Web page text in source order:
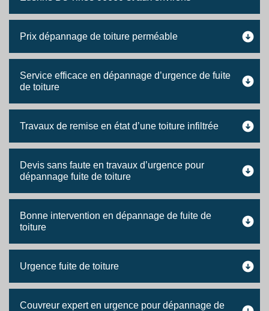
Prix dépannage de toiture perméable
Service efficace en dépannage d’urgence de fuite
de toiture
Travaux de remise en état d’une toiture infiltrée
Devis sans faute en travaux d’urgence pour
dépannage fuite de toiture
Bonne intervention en dépannage de fuite de
toiture
Urgence fuite de toiture
Couvreur expert en urgence pour dépannage de